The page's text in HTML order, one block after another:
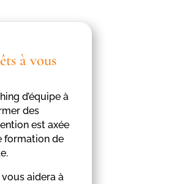
à vous
d’équipe à
des
est axée
formation de
aidera à